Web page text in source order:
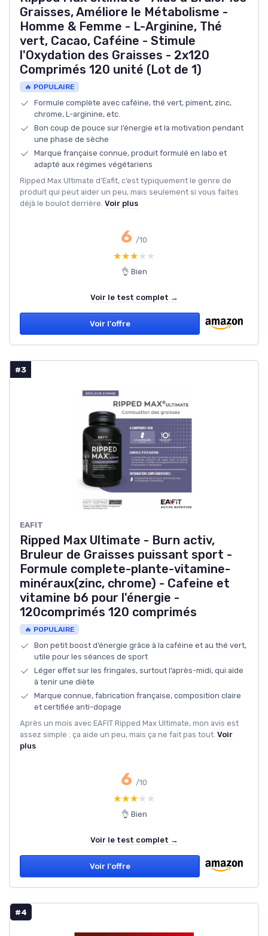
Graisses, Améliore le Métabolisme -
Homme & Femme - L-Arginine, Thé
vert, Cacao, Caféine - Stimule
l'Oxydation des Graisses - 2x120
Comprimés 120 unité (Lot de 1)
🔥 POPULAIRE
Formule complète avec caféine, thé vert, piment, zinc,
chrome, L-arginine, etc.
Bon coup de pouce sur l’énergie et la motivation pendant
une phase de sèche
Marque française connue, produit formulé en labo et
adapté aux régimes végétariens
Ripped Max Ultimate d’Eafit, c’est typiquement le genre de
produit qui peut aider un peu, mais seulement si vous faites
déjà le boulot derrière. Voir plus
6 /10
★★★★★
★★★★★
👌 Bien
Voir le test complet →
Voir l'offre
#3
EAFIT
Ripped Max Ultimate - Burn activ,
Bruleur de Graisses puissant sport -
Formule complete-plante-vitamine-
minéraux(zinc, chrome) - Cafeine et
vitamine b6 pour l'énergie -
120comprimés 120 comprimés
🔥 POPULAIRE
Bon petit boost d’énergie grâce à la caféine et au thé vert,
utile pour les séances de sport
Léger effet sur les fringales, surtout l’après-midi, qui aide
à tenir une diète
Marque connue, fabrication française, composition claire
et certifiée anti-dopage
Après un mois avec EAFIT Ripped Max Ultimate, mon avis est
assez simple : ça aide un peu, mais ça ne fait pas tout. Voir
plus
6 /10
★★★★★
★★★★★
👌 Bien
Voir le test complet →
Voir l'offre
#4